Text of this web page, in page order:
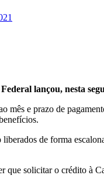
lançou, nesta
mês e prazo de
liberados de forma
que solicitar o crédito à